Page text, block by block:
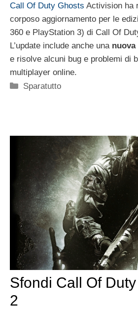
Call Of Duty Ghosts Activision ha
corposo aggiornamento per le
360 e PlayStation 3) di Call Of
L’update include anche una
e risolve alcuni bug e problemi di
multiplayer online.
Categorie
Sparatutto
Sfondi Call Of
2